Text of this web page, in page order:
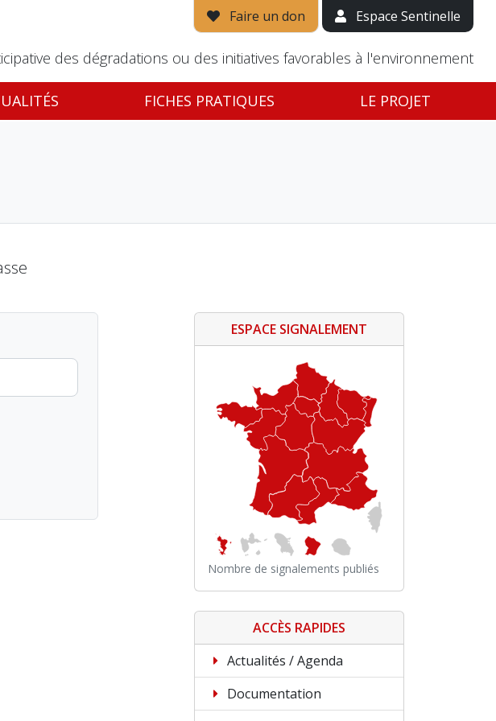
Faire un don Espace Sentinelle
des dégradations ou des initiatives favorables à l'environnement
FICHES PRATIQUES LE PROJET
ESPACE SIGNALEMENT
Nombre de signalements publiés
ACCÈS RAPIDES
Actualités / Agenda
Documentation